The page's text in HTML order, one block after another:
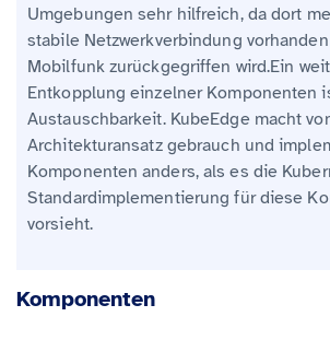
Umgebungen sehr hilfreich, da dort
stabile Netzwerkverbindung
Mobilfunk zurückgegriffen wird.Ein
Entkopplung einzelner Komponenten
Austauschbarkeit. KubeEdge macht
Architekturansatz gebrauch und
Komponenten anders, als es die
Standardimplementierung für diese
vorsieht.
Komponenten